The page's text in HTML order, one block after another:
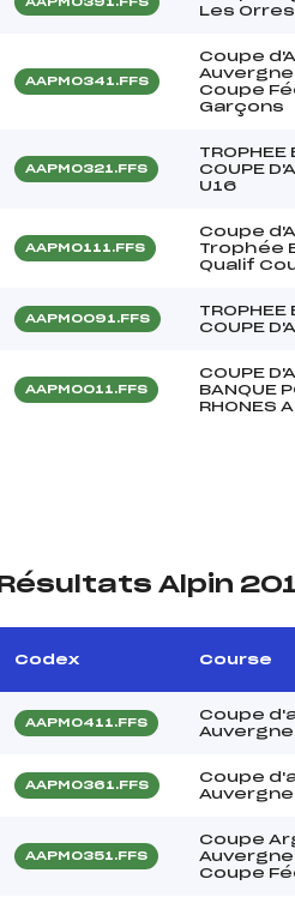
Les Orres
AAPM0341.FFS
Coupe
Auvergne
Coupe
Garçons
AAPM0321.FFS
TROPHEE
COUPE
U16
AAPM0111.FFS
Coupe
Trophée
Qualif
AAPM0091.FFS
TROPHEE
COUPE
AAPM0011.FFS
COUPE
BANQUE
RHONES
Résultats Alpin
Codex Course
AAPM0411.FFS
Coupe
Auvergne
AAPM0361.FFS
Coupe
Auvergne
AAPM0351.FFS
Coupe
Auvergne
Coupe